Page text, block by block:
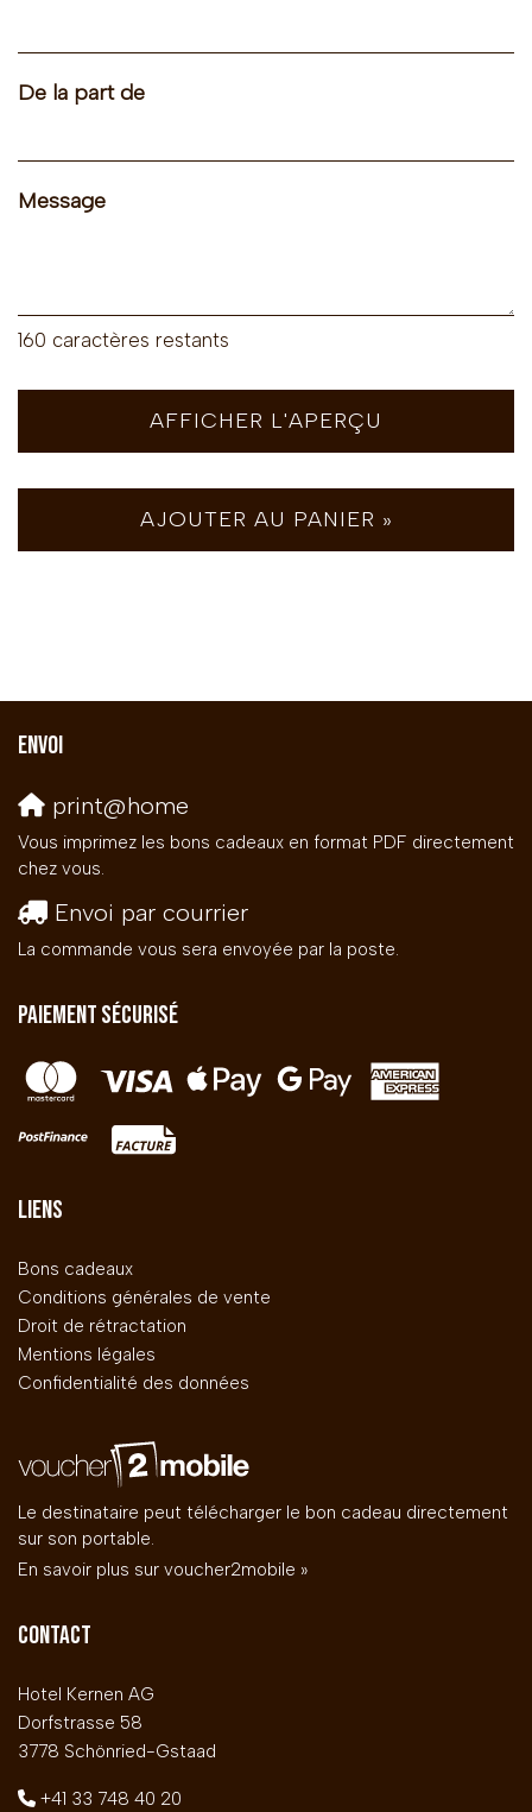
De la part de
Message
160 caractères restants
AFFICHER L'APERÇU
AJOUTER AU PANIER »
ENVOI
print@home
Vous imprimez les bons cadeaux en format PDF directement
chez vous.
Envoi par courrier
La commande vous sera envoyée par la poste.
PAIEMENT SÉCURISÉ
LIENS
Bons cadeaux
Conditions générales de vente
Droit de rétractation
Mentions légales
Confidentialité des données
Le destinataire peut télécharger le bon cadeau directement
sur son portable.
En savoir plus sur voucher2mobile »
CONTACT
Hotel Kernen AG
Dorfstrasse 58
3778 Schönried-Gstaad
+41 33 748 40 20